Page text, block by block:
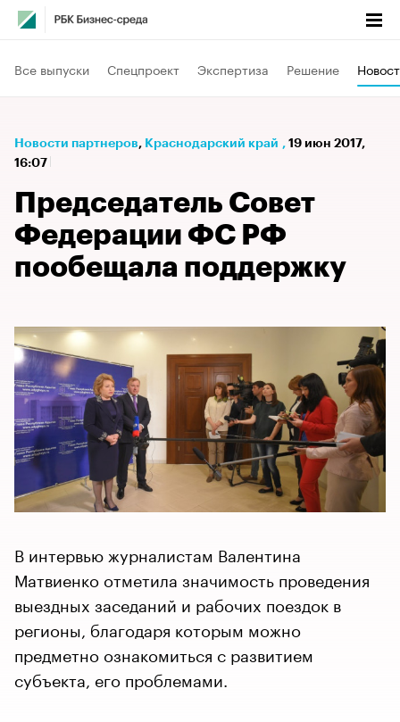
Все выпуски Спецпроект Экспертиза Решение
Новости партнеров⁠, Краснодарский край , 19 июн 2017,
16:07
Председатель Совет
Федерации ФС РФ
пообещала поддержку
В интервью журналистам Валентина
Матвиенко отметила значимость проведения
выездных заседаний и рабочих поездок в
регионы, благодаря которым можно
предметно ознакомиться с развитием
субъекта, его проблемами.